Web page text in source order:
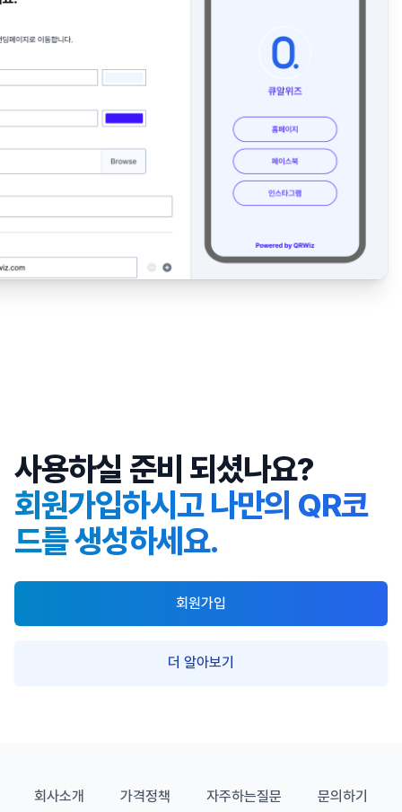
사용하실 준비 되셨나요?
회원가입하시고 나만의 QR코
드를 생성하세요.
회원가입
더 알아보기
회사소개 가격정책 자주하는질문 문의하기